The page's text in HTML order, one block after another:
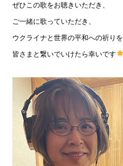
ぜひこの歌をお聴きいただき、
ご一緒に歌っていただき、
ウクライナと世界の平和への祈りを
皆さまと繋いでいけたら幸いです